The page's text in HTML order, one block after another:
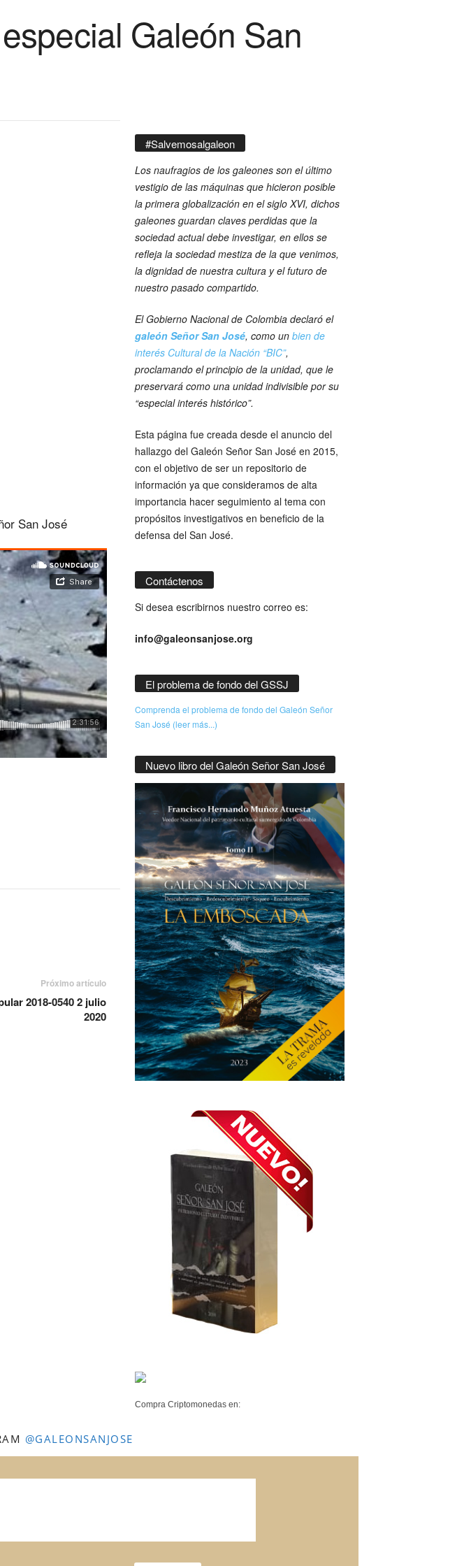
Galeón San
San José
Próximo artículo
2018-0540 2 julio
2020
#Salvemosalgaleon
Los naufragios de los galeones son el último
vestigio de las máquinas que hicieron posible
la primera globalización en el siglo XVI, dichos
galeones guardan claves perdidas que la
sociedad actual debe investigar, en ellos se
refleja la sociedad mestiza de la que venimos,
la dignidad de nuestra cultura y el futuro de
nuestro pasado compartido.
El Gobierno Nacional de Colombia declaró el
galeón Señor San José, como un bien de
interés Cultural de la Nación “BIC”,
proclamando el principio de la unidad, que le
preservará como una unidad indivisible por su
“especial interés histórico”.
Esta página fue creada desde el anuncio del
hallazgo del Galeón Señor San José en 2015,
con el objetivo de ser un repositorio de
información ya que consideramos de alta
importancia hacer seguimiento al tema con
propósitos investigativos en beneficio de la
defensa del San José.
Contáctenos
Si desea escribirnos nuestro correo es:
info@galeonsanjose.org
El problema de fondo del GSSJ
Comprenda el problema de fondo del Galeón Señor
San José (leer más...)
Nuevo libro del Galeón Señor San José
Compra Criptomonedas en:
@GALEONSANJOSE